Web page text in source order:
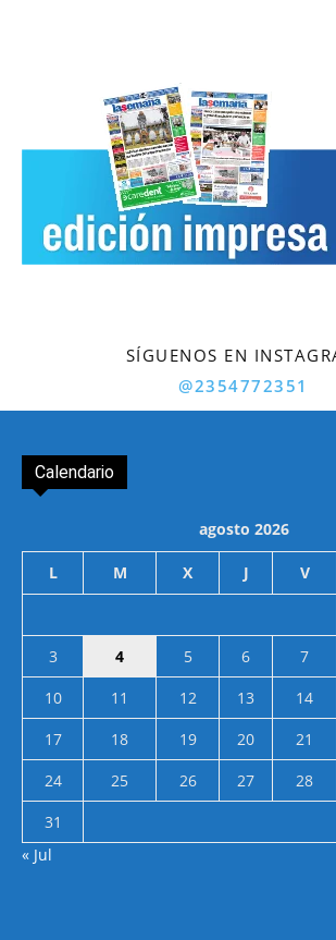
SÍGUENOS EN
@2354772351
Calendario
agosto 2026
L M X J V
3
4 5 6 7
10
11 12 13 14
17
18 19 20 21
24
25 26 27 28
31
« Jul